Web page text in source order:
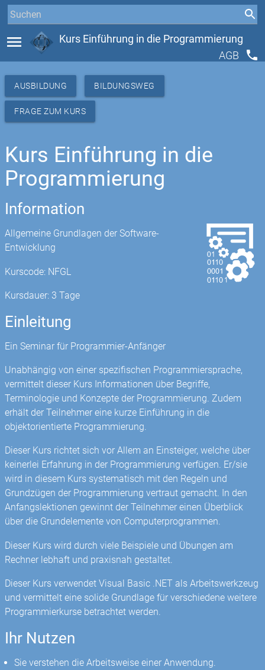
menu
Kurs Einführung in die Programmierung
AGB
phone
AUSBILDUNG BILDUNGSWEG
FRAGE ZUM KURS
Kurs Einführung in die
Programmierung
Information
Allgemeine Grundlagen der Software-
Entwicklung
Kurscode: NFGL
Kursdauer: 3 Tage
Einleitung
Ein Seminar für Programmier-Anfänger
Unabhängig von einer spezifischen Programmiersprache,
vermittelt dieser Kurs Informationen über Begriffe,
Terminologie und Konzepte der Programmierung. Zudem
erhält der Teilnehmer eine kurze Einführung in die
objektorientierte Programmierung.
Dieser Kurs richtet sich vor Allem an Einsteiger, welche über
keinerlei Erfahrung in der Programmierung verfügen. Er/sie
wird in diesem Kurs systematisch mit den Regeln und
Grundzügen der Programmierung vertraut gemacht. In den
Anfangslektionen gewinnt der Teilnehmer einen Überblick
über die Grundelemente von Computerprogrammen.
Dieser Kurs wird durch viele Beispiele und Übungen am
Rechner lebhaft und praxisnah gestaltet.
Dieser Kurs verwendet Visual Basic .NET als Arbeitswerkzeug
und vermittelt eine solide Grundlage für verschiedene weitere
Programmierkurse betrachtet werden.
Ihr Nutzen
Sie verstehen die Arbeitsweise einer Anwendung.